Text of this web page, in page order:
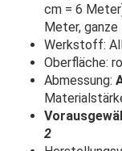
cm = 6
Meter, ganze
Werkstoff:
Oberfläche:
Abmessung:
2